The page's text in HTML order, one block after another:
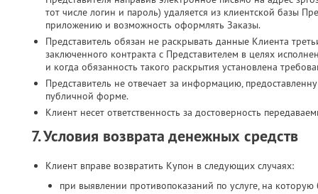
тот числе логин и пароль) удаляется из клиентской базы
приложению и возможность оформлять Заказы.
Представитель обязан не раскрывать данные Клиента
заключенного контракта с Представителем в целях
и когда обязанность такого раскрытия установлена
Представитель не отвечает за информацию,
публичной форме.
Клиент несет ответственность за достоверность
7. Условия возврата денежных средств
Клиент вправе возвратить Купон в следующих случаях:
при выявлении противопоказаний по услуге, на